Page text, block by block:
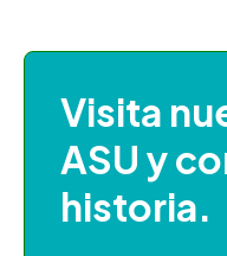
Visita
ASU y
historia.